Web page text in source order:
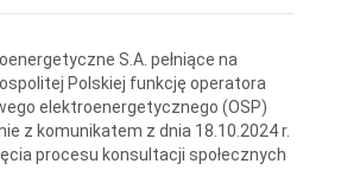
S.A. pełniące na
Polskiej funkcję operatora
elektroenergetycznego (OSP)
z komunikatem z dnia 18.10.2024 r.
procesu konsultacji społecznych